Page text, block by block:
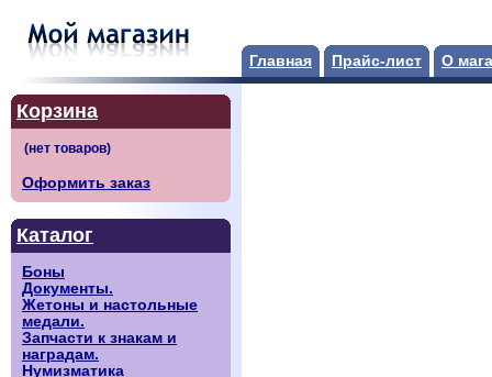
Главная Прайс-лист О
Корзина
Оформить заказ
Каталог
Боны
Документы.
Жетоны и настольные
медали.
Запчасти к знакам и
наградам.
Нумизматика